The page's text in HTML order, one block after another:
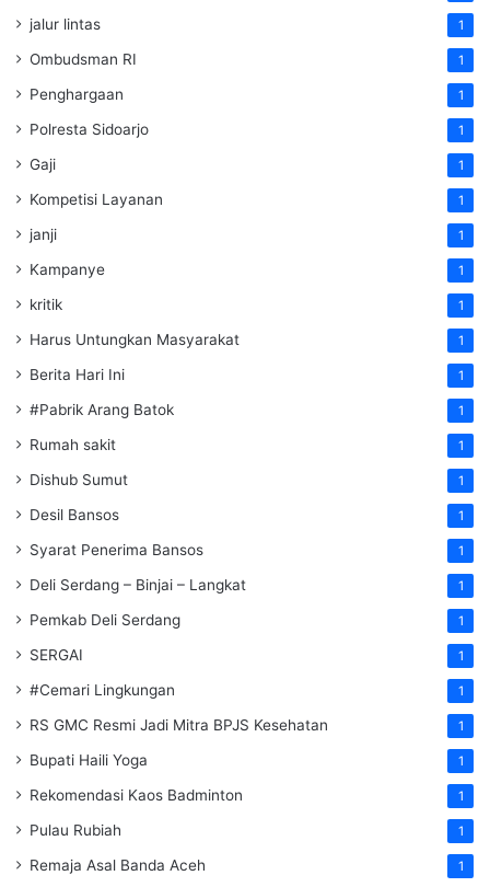
jalur lintas 1
Ombudsman RI 1
Penghargaan 1
Polresta Sidoarjo 1
Gaji 1
Kompetisi Layanan 1
janji 1
Kampanye 1
kritik 1
Harus Untungkan Masyarakat 1
Berita Hari Ini 1
#Pabrik Arang Batok 1
Rumah sakit 1
Dishub Sumut 1
Desil Bansos 1
Syarat Penerima Bansos 1
Deli Serdang – Binjai – Langkat 1
Pemkab Deli Serdang 1
SERGAI 1
#Cemari Lingkungan 1
RS GMC Resmi Jadi Mitra BPJS Kesehatan 1
Bupati Haili Yoga 1
Rekomendasi Kaos Badminton 1
Pulau Rubiah 1
Remaja Asal Banda Aceh 1